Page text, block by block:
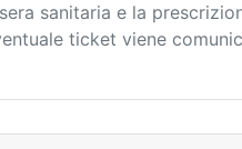
sanitaria e la
ticket viene